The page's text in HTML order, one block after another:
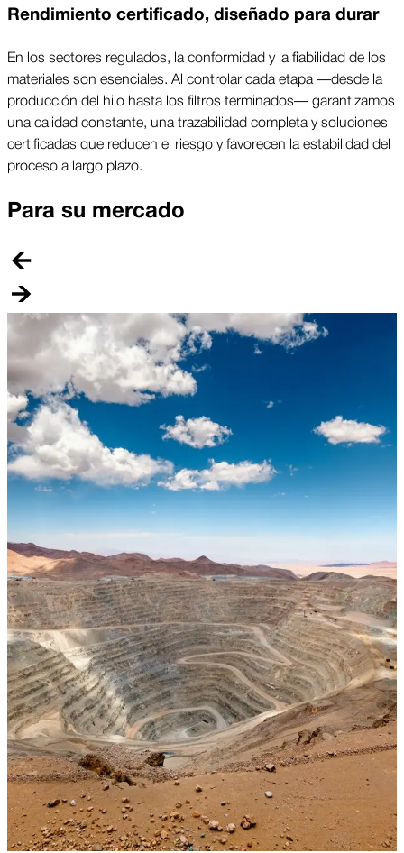
Rendimiento certificado, diseñado para durar
En los sectores regulados, la conformidad y la fiabilidad de los
materiales son esenciales. Al controlar cada etapa —desde la
producción del hilo hasta los filtros terminados— garantizamos
una calidad constante, una trazabilidad completa y soluciones
certificadas que reducen el riesgo y favorecen la estabilidad del
proceso a largo plazo.
Para su mercado